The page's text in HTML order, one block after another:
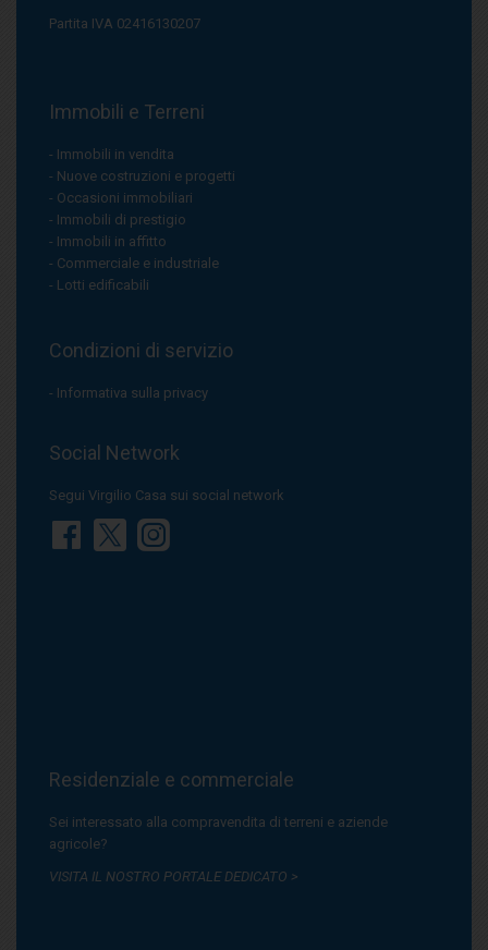
Partita IVA 02416130207
Immobili e Terreni
Immobili in vendita
Nuove costruzioni e progetti
Occasioni immobiliari
Immobili di prestigio
Immobili in affitto
Commerciale e industriale
Lotti edificabili
Condizioni di servizio
Informativa sulla privacy
Social Network
Segui Virgilio Casa sui social network
Residenziale e commerciale
Sei interessato alla compravendita di terreni e aziende
agricole?
VISITA IL NOSTRO PORTALE DEDICATO >